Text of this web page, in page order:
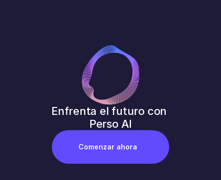
Enfrenta el futuro con
Perso AI
Comenzar ahora